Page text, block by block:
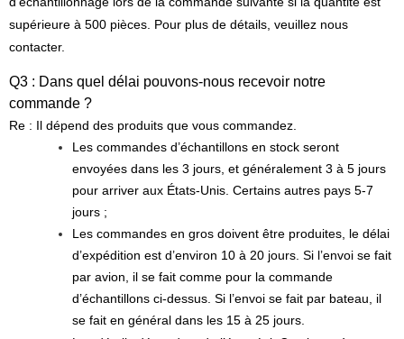
supérieure à 500 pièces. Pour plus de détails, veuillez nous
contacter.
Q3 : Dans quel délai pouvons-nous recevoir notre
commande ?
Re : Il dépend des produits que vous commandez.
Les commandes d’échantillons en stock seront
envoyées dans les 3 jours, et généralement 3 à 5 jours
pour arriver aux États-Unis. Certains autres pays 5-7
jours ;
Les commandes en gros doivent être produites, le délai
d’expédition est d’environ 10 à 20 jours. Si l’envoi se fait
par avion, il se fait comme pour la commande
d’échantillons ci-dessus. Si l’envoi se fait par bateau, il
se fait en général dans les 15 à 25 jours.